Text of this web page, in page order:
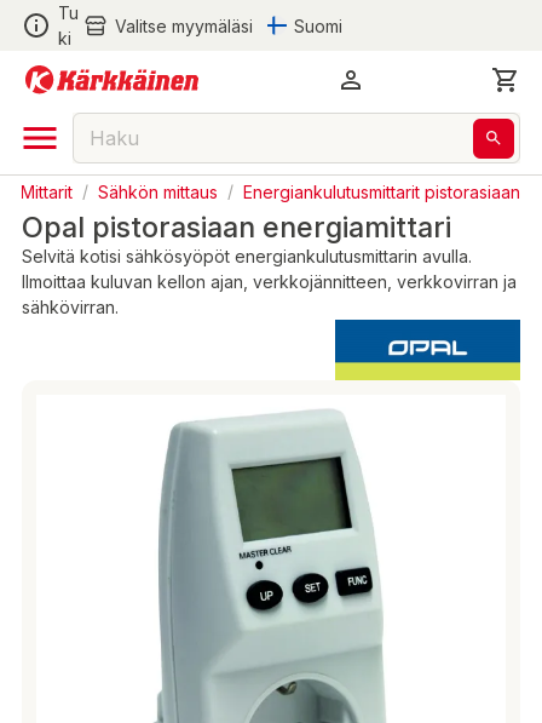
Tu
ki
Valitse myymäläsi Suomi
Mittarit / Sähkön mittaus / Energiankulutusmittarit pistorasiaan
Opal pistorasiaan energiamittari
Selvitä kotisi sähkösyöpöt energiankulutusmittarin avulla.
Ilmoittaa kuluvan kellon ajan, verkkojännitteen, verkkovirran ja
sähkövirran.